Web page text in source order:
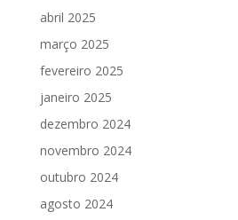
abril 2025
março 2025
fevereiro 2025
janeiro 2025
dezembro 2024
novembro 2024
outubro 2024
agosto 2024